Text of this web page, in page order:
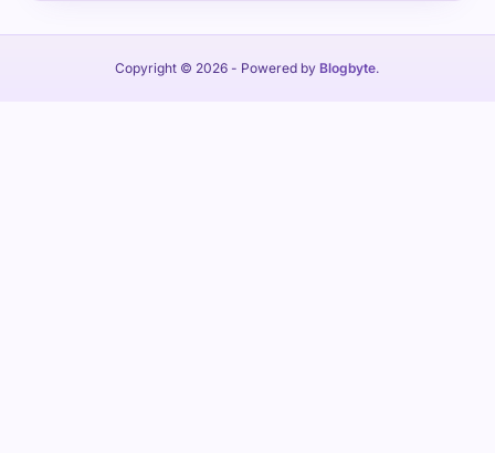
Copyright © 2026 - Powered by Blogbyte.